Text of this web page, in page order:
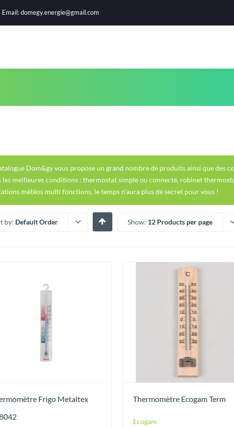
Email:domegy.energie@gmail.com
Dom&gy vous propose un grand nombre de produits ainsi que des
les meilleures conditions : thermostat simple ou connecté, robinet
météos multi fonctions, le temps n’aura plus de secret pour vous !
by: Default Order Show: 12 Products per page
Frigo Metaltex
Thermomètre Ecogam Term
Ecogam